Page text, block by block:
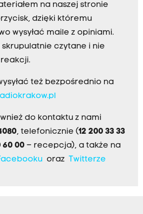
na naszej stronie
dzięki któremu
wysyłać maile z opiniami.
skrupulatnie czytane i nie
też bezpośrednio na
do kontaktu z nami
, telefonicznie (12 200 33 33
60 00 – recepcja), a także na
oraz Twitterze